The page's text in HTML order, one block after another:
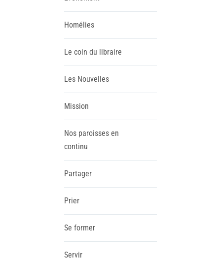
Homélies
Le coin du libraire
Les Nouvelles
Mission
Nos paroisses en
continu
Partager
Prier
Se former
Servir